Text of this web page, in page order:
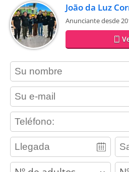
João da Luz
Anunciante desde
contact_name
contact_email
contact_phone
adults